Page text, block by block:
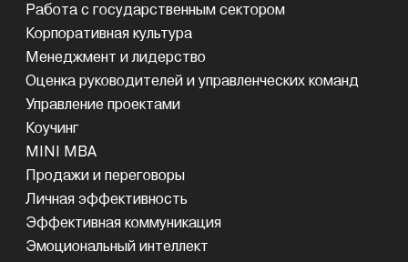
Работа с государственным сектором
Корпоративная культура
Менеджмент и лидерство
Оценка руководителей и управленческих команд
Управление проектами
Коучинг
MINI MBA
Продажи и переговоры
Личная эффективность
Эффективная коммуникация
Эмоциональный интеллект